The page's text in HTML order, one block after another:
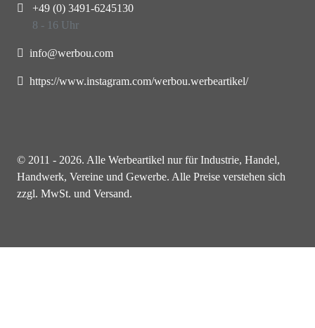
+49 (0) 3491-6245130
8 - 16 Uhr
info@werbou.com
https://www.instagram.com/werbou.werbeartikel/
© 2011 - 2026. Alle Werbeartikel nur für Industrie, Handel,
Handwerk, Vereine und Gewerbe. Alle Preise verstehen sich
zzgl. MwSt. und Versand.